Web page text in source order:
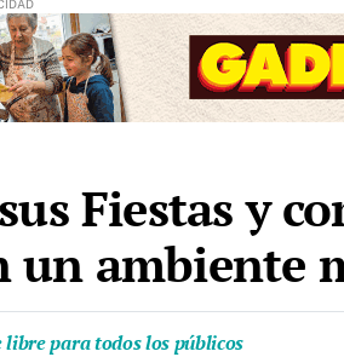
Fiestas y
un ambiente
libre para todos los públicos